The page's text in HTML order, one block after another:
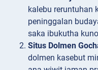
kalebu reruntuhan
peninggalan
saka ibukutha
Situs Dolmen
dolmen kasebut